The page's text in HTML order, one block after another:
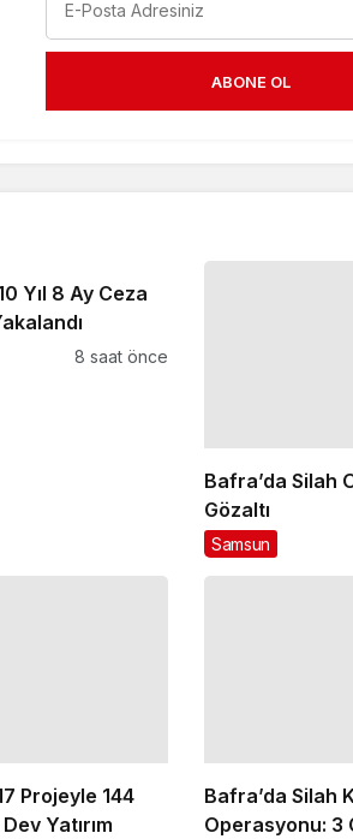
ABONE OL
Yıl 8 Ay Ceza
8 saat önce
Bafra’da Silah
Gözaltı
Samsun
Projeyle 144
Yatırım
Bafra’da Silah
Operasyonu: 3